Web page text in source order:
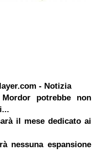
- Notizia
potrebbe non
il mese dedicato ai
nessuna espansione